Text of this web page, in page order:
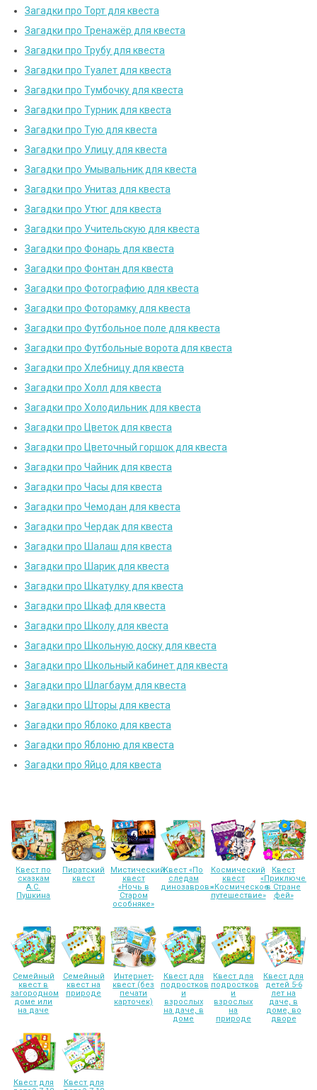
Загадки про Торт для квеста
Загадки про Тренажёр для квеста
Загадки про Трубу для квеста
Загадки про Туалет для квеста
Загадки про Тумбочку для квеста
Загадки про Турник для квеста
Загадки про Тую для квеста
Загадки про Улицу для квеста
Загадки про Умывальник для квеста
Загадки про Унитаз для квеста
Загадки про Утюг для квеста
Загадки про Учительскую для квеста
Загадки про Фонарь для квеста
Загадки про Фонтан для квеста
Загадки про Фотографию для квеста
Загадки про Фоторамку для квеста
Загадки про Футбольное поле для квеста
Загадки про Футбольные ворота для квеста
Загадки про Хлебницу для квеста
Загадки про Холл для квеста
Загадки про Холодильник для квеста
Загадки про Цветок для квеста
Загадки про Цветочный горшок для квеста
Загадки про Чайник для квеста
Загадки про Часы для квеста
Загадки про Чемодан для квеста
Загадки про Чердак для квеста
Загадки про Шалаш для квеста
Загадки про Шарик для квеста
Загадки про Шкатулку для квеста
Загадки про Шкаф для квеста
Загадки про Школу для квеста
Загадки про Школьную доску для квеста
Загадки про Школьный кабинет для квеста
Загадки про Шлагбаум для квеста
Загадки про Шторы для квеста
Загадки про Яблоко для квеста
Загадки про Яблоню для квеста
Загадки про Яйцо для квеста
Квест по
сказкам
А.С.
Пушкина
Пиратский
квест
Мистический
квест
«Ночь в
Старом
особняке»
Квест «По
следам
динозавров»
Космический
квест
«Космическое
путешествие»
Квест
в Стране
фей»
Семейный
квест в
загородном
доме или
на даче
Семейный
квест на
природе
Интернет-
квест (без
печати
карточек)
Квест для
подростков
и
взрослых
на даче, в
доме
Квест для
подростков
и
взрослых
на
природе
Квест для
детей 5-6
лет на
даче, в
доме, во
дворе
Квест для
Квест для